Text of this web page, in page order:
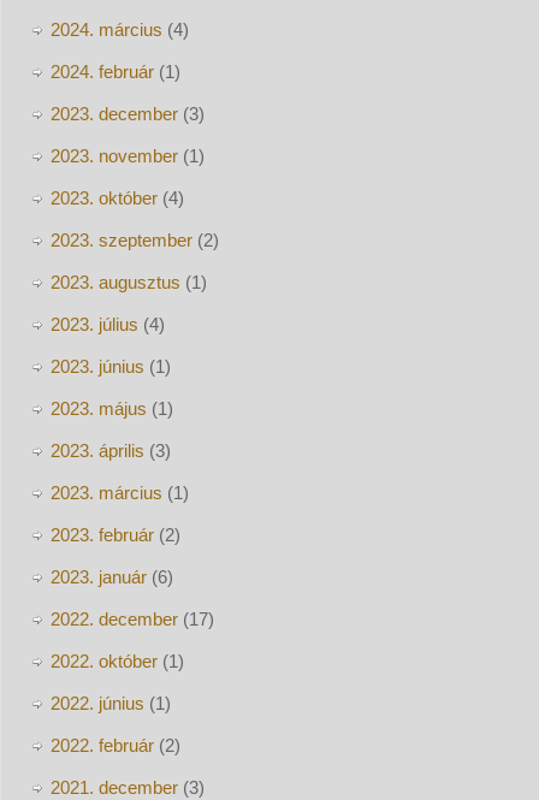
2024. március (4)
2024. február(1)
2023. december(3)
2023. november(1)
2023. október(4)
2023. szeptember(2)
2023. augusztus (1)
2023. július (4)
2023. június (1)
2023. május (1)
2023. április (3)
2023. március (1)
2023. február(2)
2023. január(6)
2022. december(17)
2022. október(1)
2022. június (1)
2022. február(2)
2021. december(3)